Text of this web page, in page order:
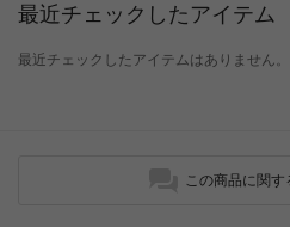
最近チェックしたアイテム
最近チェックしたアイテムはありません。
この商品に関